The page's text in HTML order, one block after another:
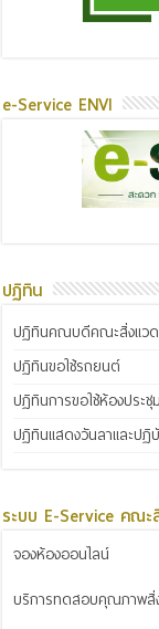
e-Service ENVI
ปฏิทิน
ปฏิทินคณบดีคณะสิ่งแว
ปฏิทินขอใช้รถยนต์
ปฏิทินการขอใช้ห้องประชุ
ปฏิทินแสดงวันลาและปฏิ
ระบบ E-Service คณ
จองห้องออนไลน์
บริการทดสอบคุณภาพสิ่